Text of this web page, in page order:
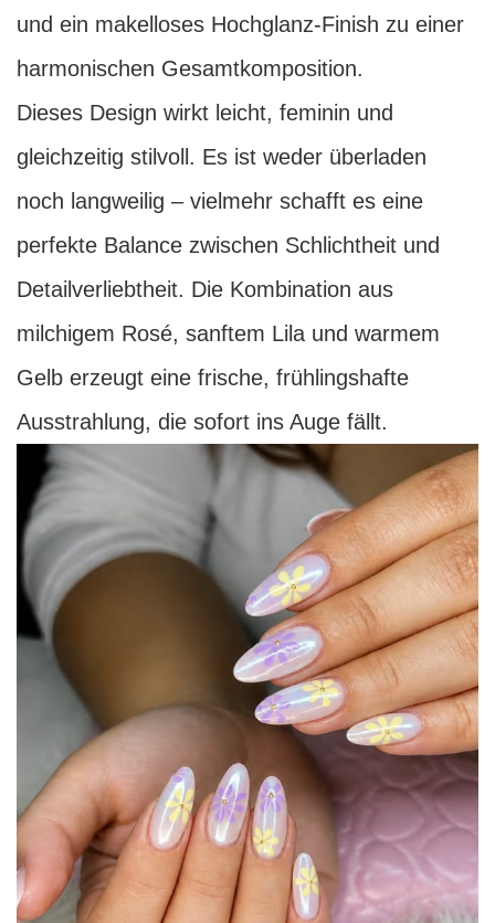
und ein makelloses Hochglanz-Finish zu einer
harmonischen Gesamtkomposition.
Dieses Design wirkt leicht, feminin und
gleichzeitig stilvoll. Es ist weder überladen
noch langweilig – vielmehr schafft es eine
perfekte Balance zwischen Schlichtheit und
Detailverliebtheit. Die Kombination aus
milchigem Rosé, sanftem Lila und warmem
Gelb erzeugt eine frische, frühlingshafte
Ausstrahlung, die sofort ins Auge fällt.